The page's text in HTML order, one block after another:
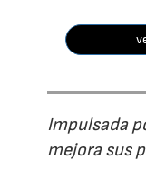
Impulsada
mejora sus